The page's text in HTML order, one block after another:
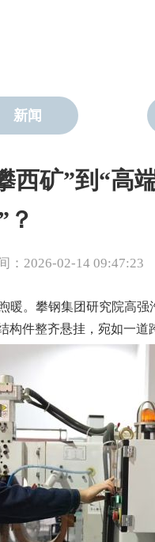
新闻
西矿”到“高
？
：2026-02-14 09:47:23
暖。攀钢集团研究院高强
件整齐悬挂，宛如一道